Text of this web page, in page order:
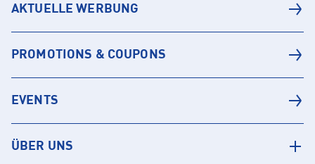
AKTUELLE WERBUNG
PROMOTIONS & COUPONS
EVENTS
ÜBER UNS